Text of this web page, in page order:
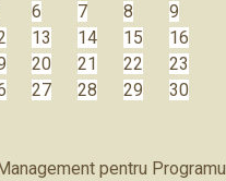
6 7 8
9
13 14 15
16
20 21 22
23
27 28 29
30
pentru Programul